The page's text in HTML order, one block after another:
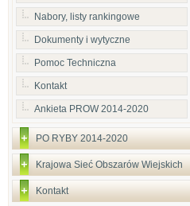
Nabory, listy rankingowe
Dokumenty i wytyczne
Pomoc Techniczna
Kontakt
Ankieta PROW 2014-2020
PO RYBY 2014-2020
Krajowa Sieć Obszarów Wiejskich
Kontakt